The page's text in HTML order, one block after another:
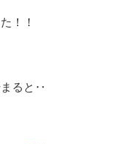
！！
まると‥